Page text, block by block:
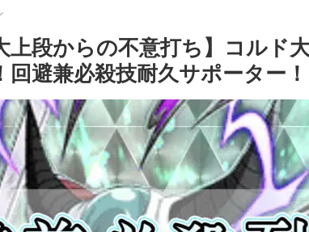
上段からの不意打ち】コルド
避兼必殺技耐久サポーター！